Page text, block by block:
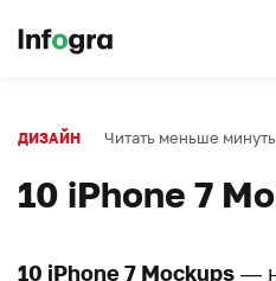
ДИЗАЙН Читать меньше
10 iPhone 7
10 iPhone 7 Mockups —